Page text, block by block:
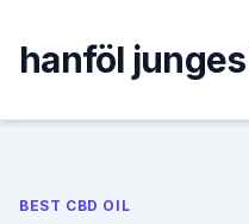
content
hanföl
BEST CBD OIL